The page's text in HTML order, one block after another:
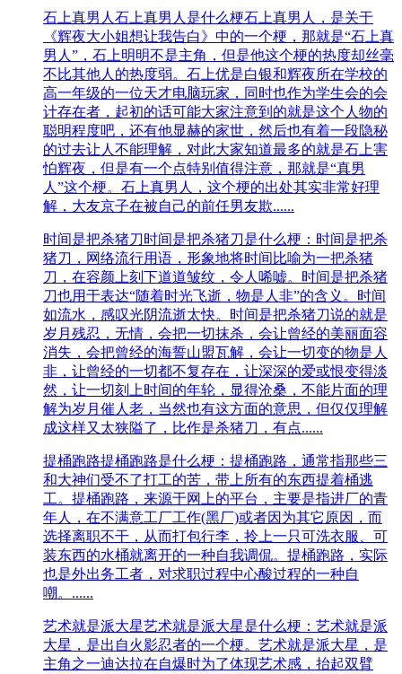
石上真男人石上真男人是什么梗石上真男人，是关于
《辉夜大小姐想让我告白》中的一个梗，那就是“石上真
男人”，石上明明不是主角，但是他这个梗的热度却丝毫
不比其他人的热度弱。石上优是白银和辉夜所在学校的
高一年级的一位天才电脑玩家，同时也作为学生会的会
计存在者，起初的话可能大家注意到的就是这个人物的
聪明程度吧，还有他显赫的家世，然后也有着一段隐秘
的过去让人不能理解，对此大家知道最多的就是石上害
怕辉夜，但是有一个点特别值得注意，那就是“真男
人”这个梗。石上真男人，这个梗的出处其实非常好理
解，大友京子在被自己的前任男友欺......
时间是把杀猪刀时间是把杀猪刀是什么梗：时间是把杀
猪刀，网络流行用语，形象地将时间比喻为一把杀猪
刀，在容颜上刻下道道皱纹，令人唏嘘。时间是把杀猪
刀也用于表达“随着时光飞逝，物是人非”的含义。时间
如流水，感叹光阴流逝太快。时间是把杀猪刀说的就是
岁月残忍，无情，会把一切抹杀，会让曾经的美丽面容
消失，会把曾经的海誓山盟瓦解，会让一切变的物是人
非，让曾经的一切都不复存在，让深深的爱或恨变得淡
然，让一切刻上时间的年轮，显得沧桑，不能片面的理
解为岁月催人老，当然也有这方面的意思，但仅仅理解
成这样又太狭隘了，比作是杀猪刀，有点......
提桶跑路提桶跑路是什么梗：提桶跑路，通常指那些三
和大神们受不了打工的苦，带上所有的东西提着桶逃
工。提桶跑路，来源于网上的平台，主要是指进厂的青
年人，在不满意工厂工作(黑厂)或者因为其它原因，而
选择离职不干，从而打包行李，拎上一只可洗衣服、可
装东西的水桶就离开的一种自我调侃。提桶跑路，实际
也是外出务工者，对求职过程中心酸过程的一种自
嘲。......
艺术就是派大星艺术就是派大星是什么梗：艺术就是派
大星，是出自火影忍者的一个梗。艺术就是派大星，是
主角之一迪达拉在自爆时为了体现艺术感，抬起双臂